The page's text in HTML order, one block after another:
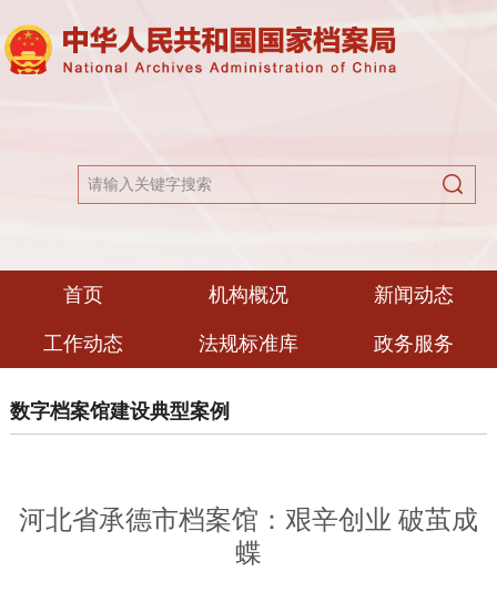
首页 机构概况 新闻动态
工作动态 法规标准库 政务服务
数字档案馆建设典型案例
河北省承德市档案馆：艰辛创业 破茧成
蝶